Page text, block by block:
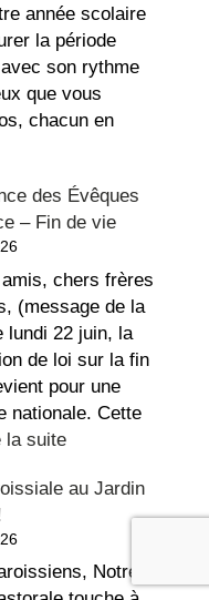
année scolaire
la période
son rythme
que vous
chacun en
des Évêques
– Fin de vie
chers frères
(message de la
lundi 22 juin, la
de loi sur la fin
pour une
nationale. Cette
la suite:
des
Évêques
France
au Jardin
Notre